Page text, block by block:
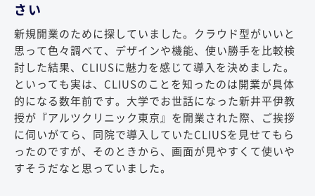
さい
新規開業のために探していました。クラウド型がいいと
思って色々調べて、デザインや機能、使い勝手を比較検
討した結果、CLIUSに魅力を感じて導入を決めました。
といっても実は、CLIUSのことを知ったのは開業が具体
的になる数年前です。大学でお世話になった新井平伊教
授が『アルツクリニック東京』を開業された際、ご挨拶
に伺いがてら、同院で導入していたCLIUSを見せてもら
ったのですが、そのときから、画面が見やすくて使いや
すそうだなと思っていました。